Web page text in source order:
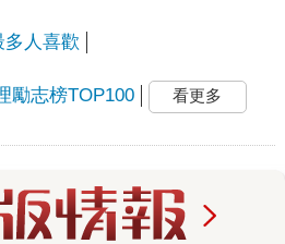
多人喜歡
勵志榜TOP100 看更多